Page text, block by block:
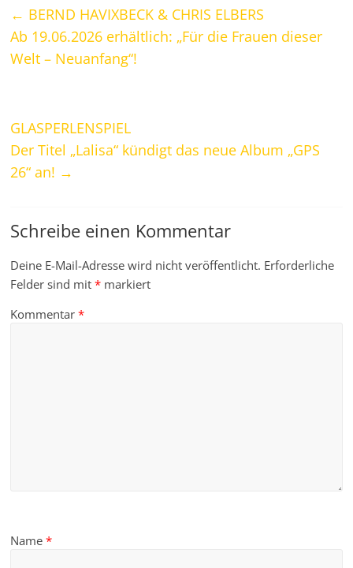
← BERND HAVIXBECK & CHRIS ELBERS
Ab 19.06.2026 erhältlich: „Für die Frauen dieser
Welt – Neuanfang“!
GLASPERLENSPIEL
Der Titel „Lalisa“ kündigt das neue Album „GPS
26“ an! →
Schreibe einen Kommentar
Deine E-Mail-Adresse wird nicht veröffentlicht. Erforderliche
Felder sind mit* markiert
Kommentar*
Name*